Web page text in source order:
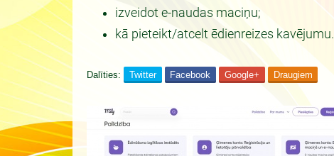
izveidot e-naudas maciņu;
kā pieteikt/atcelt ēdienreizes kavējumu.
Dalīties: Twitter Facebook Google+ Draugiem